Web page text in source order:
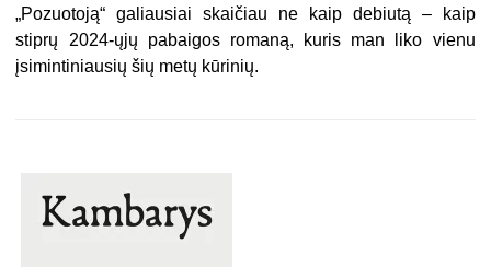
„Pozuotoją“ galiausiai skaičiau ne kaip debiutą – kaip
stiprų 2024-ųjų pabaigos romaną, kuris man liko vienu
įsimintiniausių šių metų kūrinių.